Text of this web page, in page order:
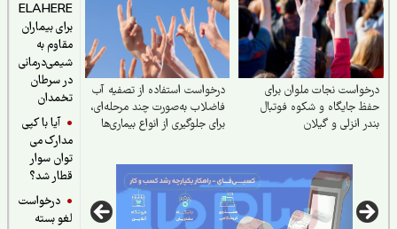
ELAHERE
برای بیماران
مقاوم به
شیمی‌درمانی
در سرطان
تخمدان
آیا با کپی
مدارک می
توان سوار
قطار شد؟
درخواست
لغو بسته
نجات ملوان برای
جایگاه و شکوه فوتبال
انزلی و گیلان
درخواست استفاده از تصفیه آب
فاضلاب به‌صورت چند مرحله‌ای،
برای جلوگیری از انواع بیماری‌ها